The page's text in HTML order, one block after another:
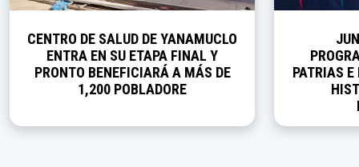
CENTRO DE SALUD DE YANAMUCLO
ENTRA EN SU ETAPA FINAL Y
PRONTO BENEFICIARÁ A MÁS DE
1,200 POBLADORE
PATRIAS